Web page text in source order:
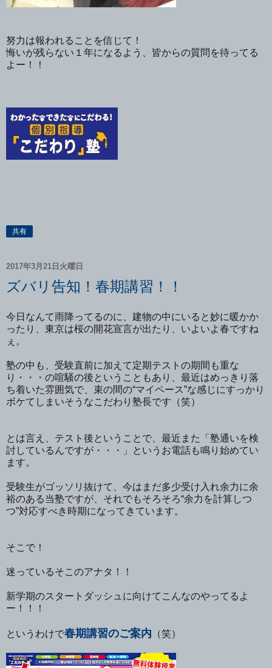
努力は報われることを信じて！
悔いが残らない１年になるよう、皆からの質問を待ってる
よー！！
共有
2017年3月21日火曜日
ズバリ告知！春期講習！！
今日なんて雨降ってるのに、建物の中にいると妙に暖かか
ったり、東京は桜の開花宣言が出たり、いよいよ春ですね
ぇ。
塾の中も、受験直前に加えて定期テストの期間も重な
り・・・の喧騒の後ということもあり、最近はめっきり落
ち着いた雰囲気で、束の間の“マイペース”な感じにすっかり
ボケてしまいそうなこだわり塾長です（笑）
とは言え、テスト後ということで、最近また「塾通いを検
討しているんですが・・・」というお電話も鳴り始めてい
ます。
受験生がゴッソリ抜けて、今はまだ多少受け入れ余力に余
裕のある当塾ですが、それでもそろそろ“余力を計算しつ
つ”対応すべき時期になってきています。
そこで！
迷っているそこのアナタ！！
新学期のスタートダッシュに向けてこんなのやってるよ
ー！！！
というわけで春期講習のご案内 （笑）